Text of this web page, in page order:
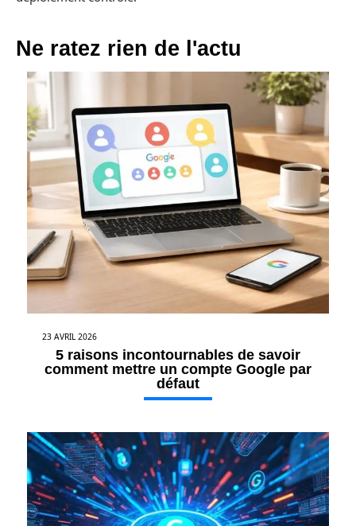
Ne ratez rien de l'actu
23 AVRIL 2026
5 raisons incontournables de savoir
comment mettre un compte Google par
défaut